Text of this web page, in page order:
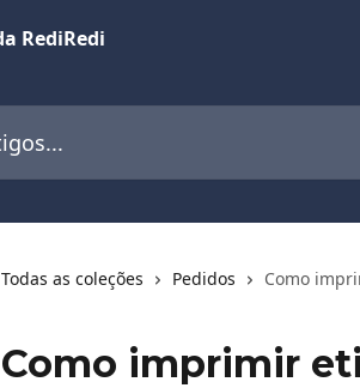
Todas as coleções Pedidos Como
Como imprimir